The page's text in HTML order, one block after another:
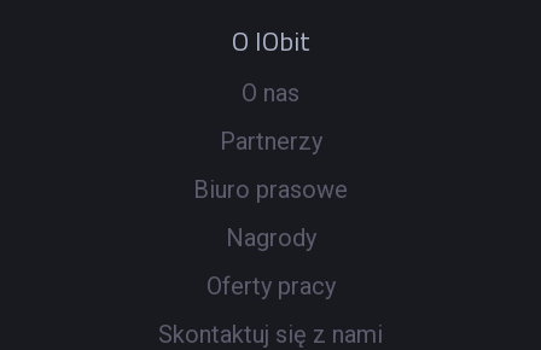
O IObit
O nas
Partnerzy
Biuro prasowe
Nagrody
Oferty pracy
Skontaktuj się z nami